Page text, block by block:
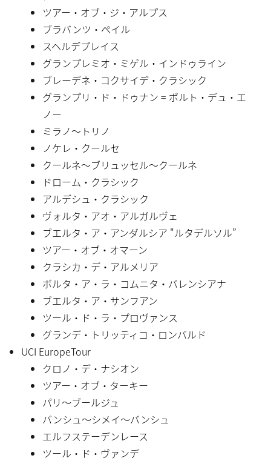
ツアー・オブ・ジ・アルプス
ブラバンツ・ペイル
スヘルデプレイス
グランプレミオ・ミゲル・インドゥライン
ブレーデネ・コクサイデ・クラシック
グランプリ・ド・ドゥナン = ポルト・デュ・エ
ノー
ミラノ〜トリノ
ノケレ・クールセ
クールネ〜ブリュッセル〜クールネ
ドローム・クラシック
アルデシュ・クラシック
ヴォルタ・アオ・アルガルヴェ
ブエルタ・ア・アンダルシア "ルタデルソル”
ツアー・オブ・オマーン
クラシカ・デ・アルメリア
ボルタ・ア・ラ・コムニタ・バレンシアナ
ブエルタ・ア・サンフアン
ツール・ド・ラ・プロヴァンス
グランデ・トリッティコ・ロンバルド
UCI EuropeTour
クロノ・デ・ナシオン
ツアー・オブ・ターキー
パリ〜ブールジュ
バンシュ〜シメイ〜バンシュ
エルフステーデンレース
ツール・ド・ヴァンデ